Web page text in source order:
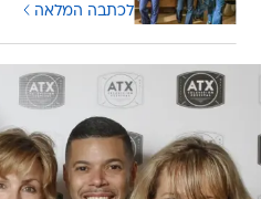
לכתבה המלאה